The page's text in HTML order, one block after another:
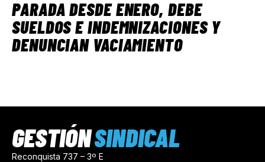
PARADA DESDE ENERO, DEBE
SUELDOS E INDEMNIZACIONES Y
DENUNCIAN VACIAMIENTO
Reconquista 737 – 3º E
GESTIÓNSINDICAL